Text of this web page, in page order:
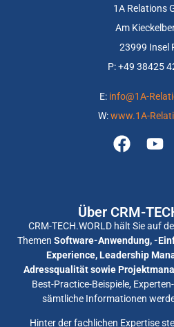
1A Relations
Am
23999 Insel
P: +49 38425
E: info@1A-
W:www.1A-
Über CRM-
CRM-TECH.WORLD hält Sie auf
Themen Software-Anwendung, -
Experience, Leadership
Adressqualität sowie
Best-Practice-Beispiele,
sämtliche Informationen
Hinter der fachlichen Expertise